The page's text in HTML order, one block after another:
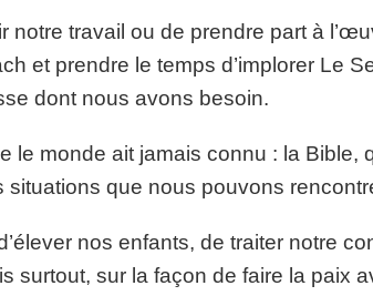
notre travail ou de prendre part à
et prendre le temps d’implorer Le
dont nous avons besoin.
le monde ait jamais connu : la Bible,
situations que nous pouvons
nos enfants, de traiter notre
surtout, sur la façon de faire la paix